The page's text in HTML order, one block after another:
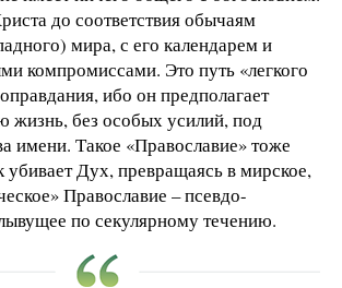
до соответствия обычаям
мира, с его календарем и
компромиссами. Это путь «легкого
ибо он предполагает
жизнь, без особых усилий, под
имени. Такое «Православие» тоже
убивает Дух, превращаясь в мирское,
Православие – псевдо-
по секулярному течению.